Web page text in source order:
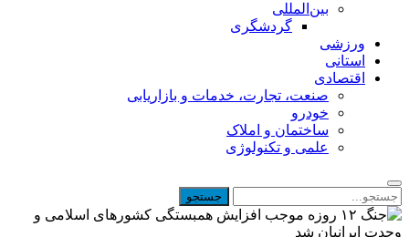
بین‌المللی
گردشگری
ورزشی
استانی
اقتصادی
صنعت، تجارت، خدمات و بازاریابی
خودرو
ساختمان و املاک
علمی و تکنولوژی